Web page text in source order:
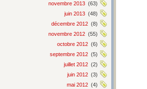
novembre 2013 (63)
juin 2013 (48)
décembre 2012 (8)
novembre 2012 (55)
octobre 2012 (6)
septembre 2012 (5)
juillet 2012 (2)
juin 2012 (3)
mai 2012 (4)